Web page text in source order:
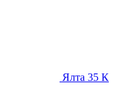
Ялта 35 К